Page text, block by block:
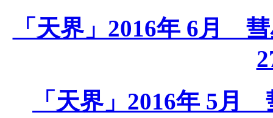
「天界」2016年 6月
「天界」2016年 5